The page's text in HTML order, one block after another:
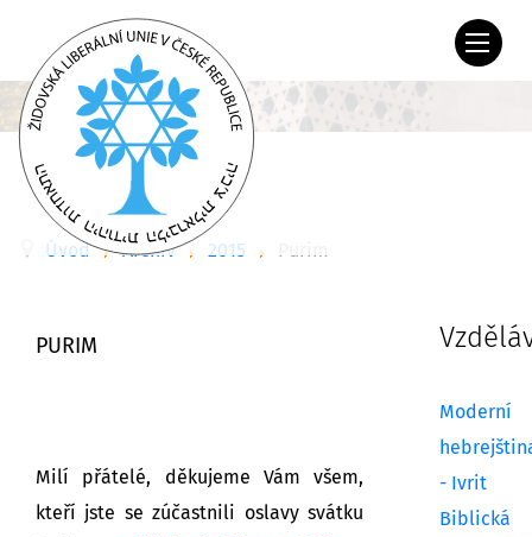
Úvod Archiv 2015 Purim
PURIM
Milí přátelé, děkujeme Vám všem,
kteří jste se zúčastnili oslavy svátku
Moderní
- Ivrit
Biblická